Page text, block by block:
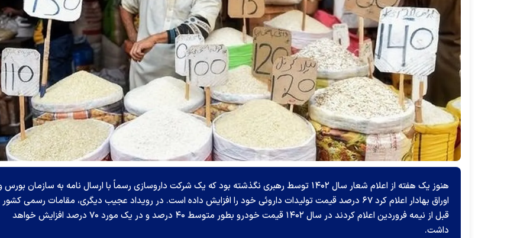
هنوز یک هفته از اعلام شعار سال ۱۴۰۲ توسط رهبری نگذشته بود که یک شرکت داروسازی رسماً با ارسال نامه به سازمان بورس
اوراق بهادار اعلام کرد ۶۷ درصد قیمت تولیدات داروئی خود را افزایش داده است. در رویداد عجیب دیگری، مقامات رسمی کشور
قبل از نیمه فروردین اعلام کردند در سال ۱۴۰۲ قیمت خودرو بطور متوسط ۴۰ درصد و در یک مورد ۷۰ درصد افزایش خواهد
داشت.